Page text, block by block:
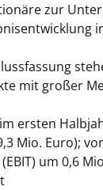
zur
mit großer
ersten
Mio. Euro);
um 0,6